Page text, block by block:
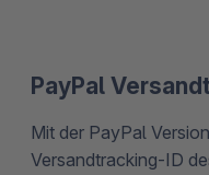
PayPal
Mit der PayPal
Versandtracking-ID